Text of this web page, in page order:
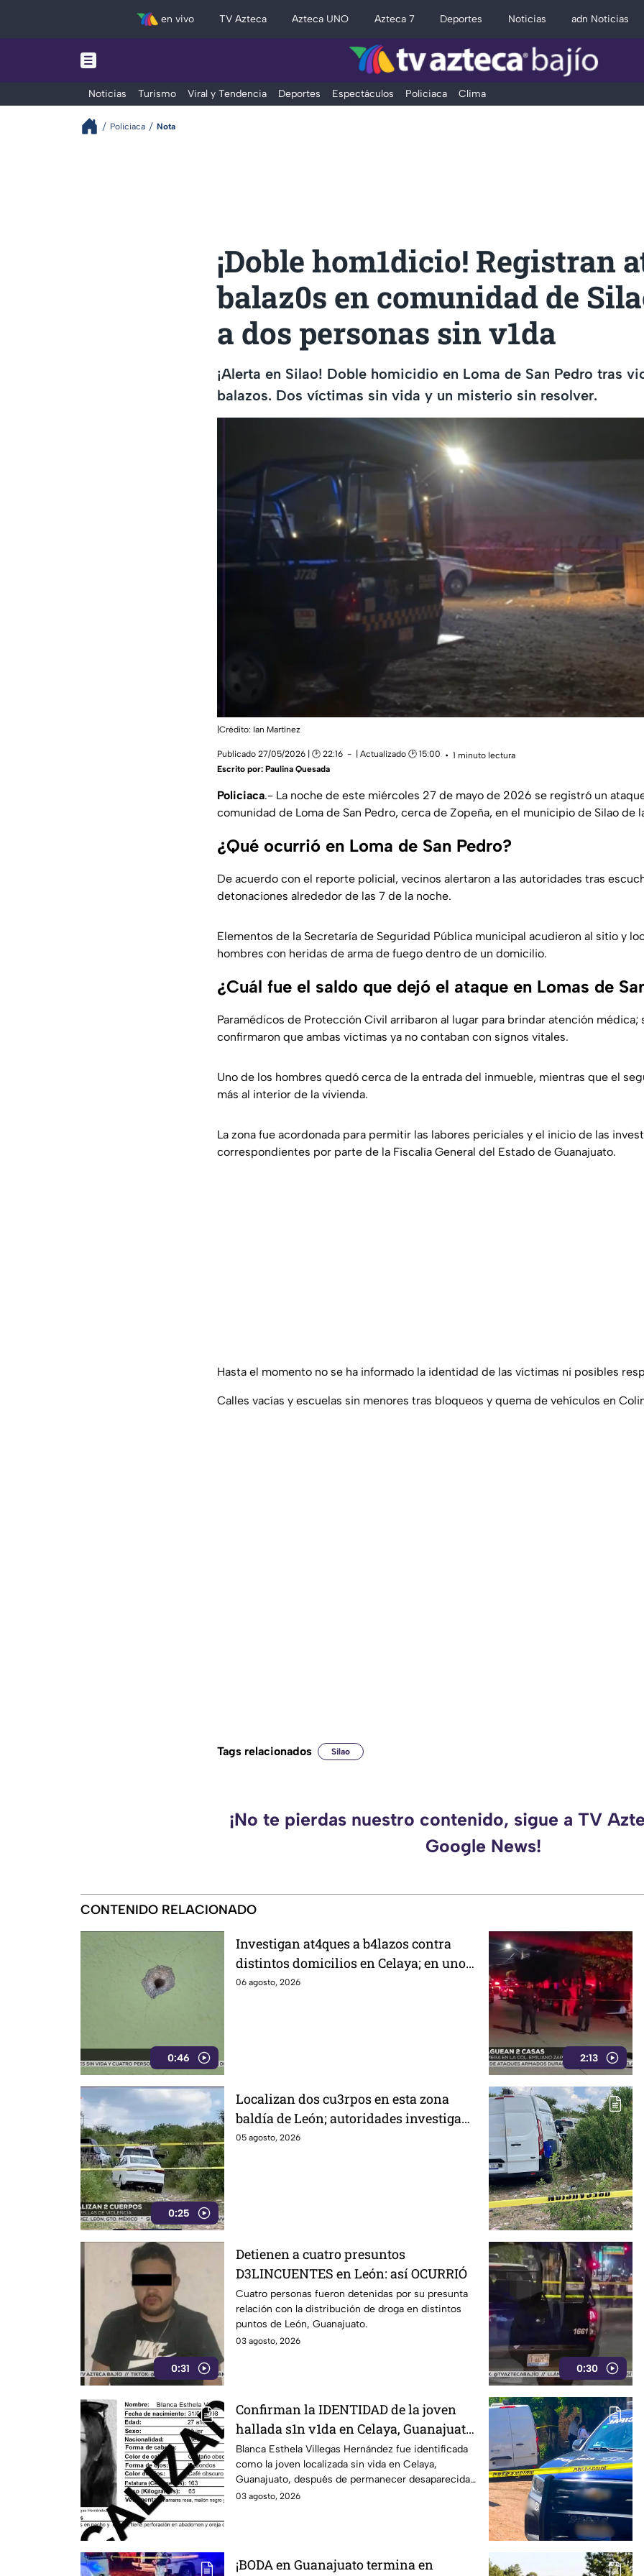
en vivo TV Azteca Azteca UNO Azteca 7 Deportes Noticias adn Noticias
Noticias Turismo Viral y Tendencia Deportes Espectáculos Policiaca Clima
Policiaca Nota
¡Doble hom1dicio! Registran
balaz0s en comunidad de
a dos personas sin v1da
¡Alerta en Silao! Doble homicidio en Loma de San Pedro tras
balazos. Dos víctimas sin vida y un misterio sin resolver.
|Crédito: Ian Martínez
Publicado 27/05/2026 | 🕑 22:16 | Actualizado 🕑 15:00
1 minuto lectura
Escrito por: Paulina Quesada
Policiaca.- La noche de este miércoles 27 de mayo de 2026 se registró un
comunidad de Loma de San Pedro, cerca de Zopeña, en el municipio de Silao de
¿Qué ocurrió en Loma de San Pedro?
De acuerdo con el reporte policial, vecinos alertaron a las autoridades tras
detonaciones alrededor de las 7 de la noche.
Elementos de la Secretaría de Seguridad Pública municipal acudieron al sitio y
hombres con heridas de arma de fuego dentro de un domicilio.
¿Cuál fue el saldo que dejó el ataque en Lomas de
Paramédicos de Protección Civil arribaron al lugar para brindar atención médica;
confirmaron que ambas víctimas ya no contaban con signos vitales.
Uno de los hombres quedó cerca de la entrada del inmueble, mientras que el
más al interior de la vivienda.
La zona fue acordonada para permitir las labores periciales y el inicio de las
correspondientes por parte de la Fiscalía General del Estado de Guanajuato.
Hasta el momento no se ha informado la identidad de las víctimas ni posibles
Calles vacías y escuelas sin menores tras bloqueos y quema de vehículos en
Tags relacionados Silao
¡No te pierdas nuestro contenido, sigue a TV
Google News!
CONTENIDO RELACIONADO
0:46
Investigan at4ques a b4lazos contra
distintos domicilios en Celaya; en uno
de ellos vivía un policía
06 agosto, 2026
2:13
0:25
Localizan dos cu3rpos en esta zona
baldía de León; autoridades investigan
sus identidades
05 agosto, 2026
0:31
Detienen a cuatro presuntos
D3LINCUENTES en León: así OCURRIÓ
Cuatro personas fueron detenidas por su presunta
relación con la distribución de droga en distintos
puntos de León, Guanajuato.
03 agosto, 2026
0:30
Confirman la IDENTIDAD de la joven
hallada s1n v1da en Celaya, Guanajuato;
llevaba dos días desaparecida
Blanca Esthela Villegas Hernández fue identificada
como la joven localizada sin vida en Celaya,
Guanajuato, después de permanecer desaparecida
durante al menos dos días.
03 agosto, 2026
¡BODA en Guanajuato termina en